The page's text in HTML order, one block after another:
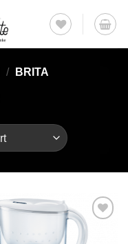
/ BRITA
Auf die
Wunschliste